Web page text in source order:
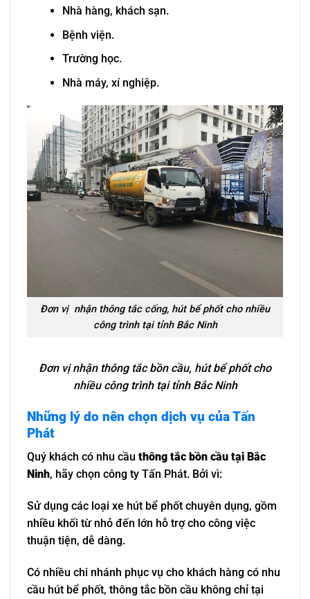
Nhà hàng, khách sạn.
Bệnh viện.
Trường học.
Nhà máy, xí nghiệp.
Đơn vị nhận thông tắc cống, hút bể phốt cho nhiều
công trình tại tỉnh Bắc Ninh
Đơn vị nhận thông tắc bồn cầu, hút bể phốt cho
nhiều công trình tại tỉnh Bắc Ninh
Những lý do nên chọn dịch vụ của Tấn
Phát
Quý khách có nhu cầu thông tắc bồn cầu tại Bắc
Ninh, hãy chọn công ty Tấn Phát. Bởi vì:
Sử dụng các loại xe hút bể phốt chuyên dụng, gồm
nhiều khối từ nhỏ đến lớn hỗ trợ cho công việc
thuận tiện, dễ dàng.
Có nhiều chi nhánh phục vụ cho khách hàng có nhu
cầu hút bể phốt, thông tắc bồn cầu không chỉ tại